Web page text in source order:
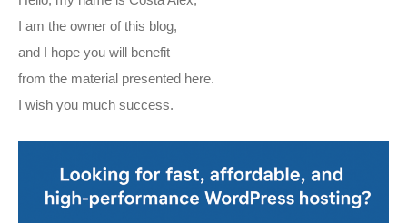
I am the owner of this blog,
and I hope you will benefit
from the material presented here.
I wish you much success.